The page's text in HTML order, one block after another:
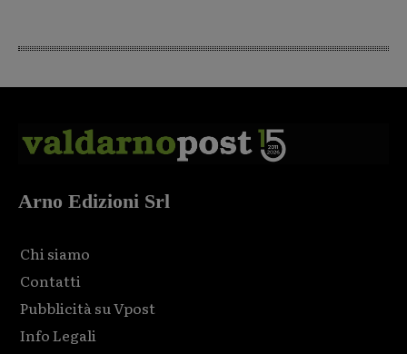
Arno Edizioni Srl
Chi siamo
Contatti
Pubblicità su Vpost
Info Legali